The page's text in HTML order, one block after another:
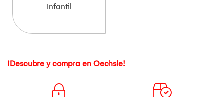
Infantil
¡Descubre y compra en Oechsle!